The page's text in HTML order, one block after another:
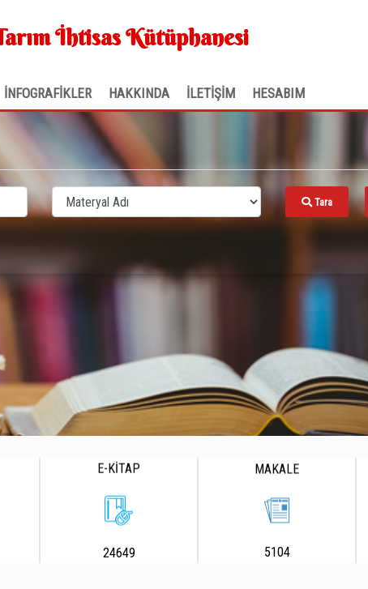
İhtisas Kütüphanesi
İNFOGRAFİKLER HAKKINDA İLETİŞİM HESABIM
Tara
E-KİTAP
24649
MAKALE
5104